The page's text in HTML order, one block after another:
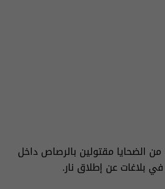
الضحايا مقتولين بالرصاص داخل
بلاغات عن إطلاق نار.